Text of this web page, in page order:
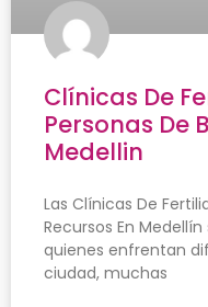
Clínicas De
Personas De
Medellin
Las Clínicas De
Recursos En
quienes enfrentan
ciudad, muchas